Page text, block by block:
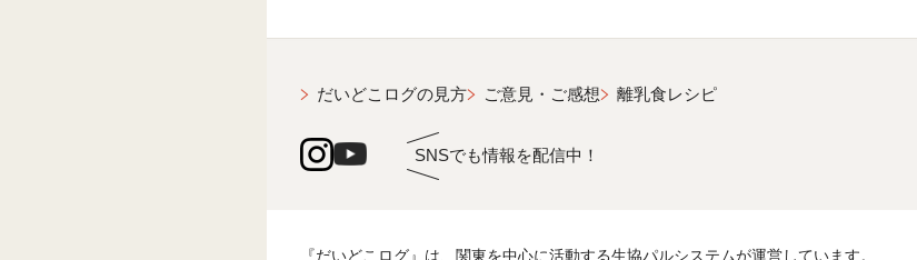
だいどこログの見方 ご意見・ご感想 離乳食レシピ
SNSでも情報を配信中！
『だいどこログ』は、関東を中心に活動する生協パルシステムが運営しています。